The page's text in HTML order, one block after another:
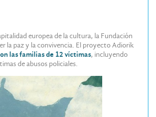
europea de la cultura, la Fundación
la paz y la convivencia. El proyecto Adiorik
las familias de 12 víctimas, incluyendo
de abusos policiales.